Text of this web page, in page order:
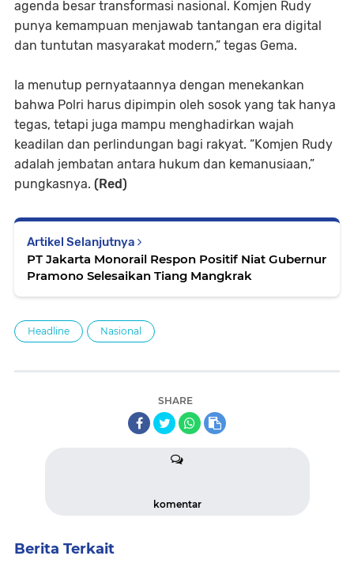
agenda besar transformasi nasional. Komjen Rudy
punya kemampuan menjawab tantangan era digital
dan tuntutan masyarakat modern,” tegas Gema.
Ia menutup pernyataannya dengan menekankan
bahwa Polri harus dipimpin oleh sosok yang tak hanya
tegas, tetapi juga mampu menghadirkan wajah
keadilan dan perlindungan bagi rakyat. “Komjen Rudy
adalah jembatan antara hukum dan kemanusiaan,”
pungkasnya. (Red)
Artikel Selanjutnya
PT Jakarta Monorail Respon Positif Niat Gubernur
Pramono Selesaikan Tiang Mangkrak
Headline Nasional
SHARE
komentar
Berita Terkait